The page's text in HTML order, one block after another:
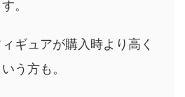
。
ギュアが購入時より高く
う方も。